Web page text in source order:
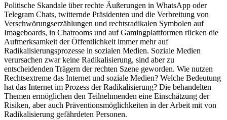
Politische Skandale über rechte Äußerungen in WhatsApp oder
Telegram Chats, twitternde Präsidenten und die Verbreitung von
Verschwörungserzählungen und rechtsradikalen Symbolen auf
Imageboards, in Chatrooms und auf Gamingplattformen rücken die
Aufmerksamkeit der Öffentlichkeit immer mehr auf
Radikalisierungsprozesse in sozialen Medien. Soziale Medien
verursachen zwar keine Radikalisierung, sind aber zu
entscheidenden Trägern der rechten Szene geworden. Wie nutzen
Rechtsextreme das Internet und soziale Medien? Welche Bedeutung
hat das Internet im Prozess der Radikalisierung? Die behandelten
Themen ermöglichen den Teilnehmenden eine Einschätzung der
Risiken, aber auch Präventionsmöglichkeiten in der Arbeit mit von
Radikalisierung gefährdeten Personen.